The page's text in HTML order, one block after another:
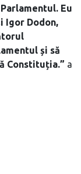
Eu
Igor Dodon,
și să
Constituția.” a